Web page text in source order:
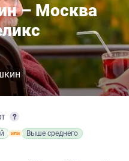
– Москва
Выше среднего